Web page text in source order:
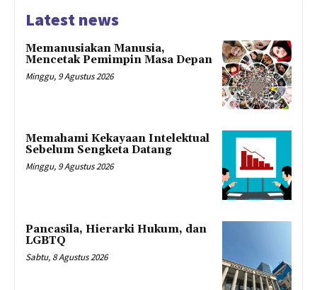
Latest news
Memanusiakan Manusia,
Mencetak Pemimpin Masa Depan
Minggu, 9 Agustus 2026
Memahami Kekayaan Intelektual
Sebelum Sengketa Datang
Minggu, 9 Agustus 2026
Pancasila, Hierarki Hukum, dan
LGBTQ
Sabtu, 8 Agustus 2026